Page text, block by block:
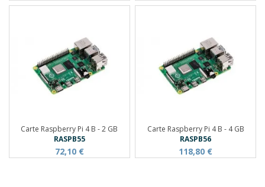
Carte Raspberry Pi 4 B - 2 GB
RASPB55
72,10 €
Carte Raspberry Pi 4 B - 4 GB
RASPB56
118,80 €